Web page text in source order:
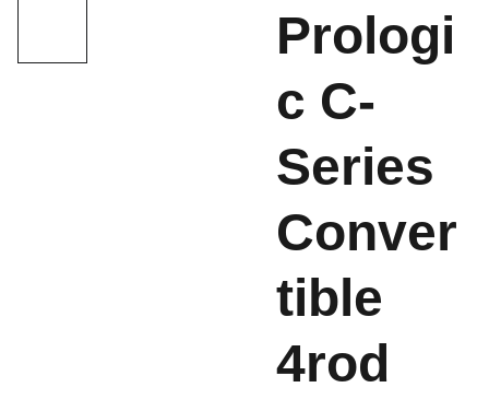
Prologi
c C-
Series
Conver
tible
4rod